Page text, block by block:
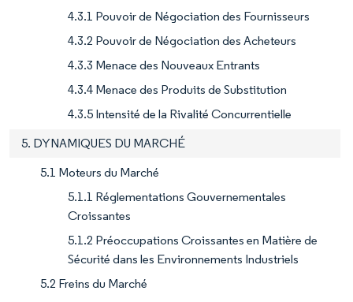
4.3.1 Pouvoir de Négociation des Fournisseurs
4.3.2 Pouvoir de Négociation des Acheteurs
4.3.3 Menace des Nouveaux Entrants
4.3.4 Menace des Produits de Substitution
4.3.5 Intensité de la Rivalité Concurrentielle
5. DYNAMIQUES DU MARCHÉ
5.1 Moteurs du Marché
5.1.1 Réglementations Gouvernementales
Croissantes
5.1.2 Préoccupations Croissantes en Matière de
Sécurité dans les Environnements Industriels
5.2 Freins du Marché